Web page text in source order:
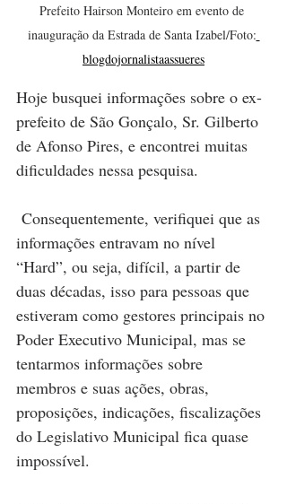
Prefeito Hairson Monteiro em evento de
inauguração da Estrada de Santa Izabel/Foto:
blogdojornalistaassueres
Hoje busquei informações sobre o ex-
prefeito de São Gonçalo, Sr. Gilberto
de Afonso Pires, e encontrei muitas
dificuldades nessa pesquisa.
Consequentemente, verifiquei que as
informações entravam no nível
“Hard”, ou seja, difícil, a partir de
duas décadas, isso para pessoas que
estiveram como gestores principais no
Poder Executivo Municipal, mas se
tentarmos informações sobre
membros e suas ações, obras,
proposições, indicações, fiscalizações
do Legislativo Municipal fica quase
impossível.